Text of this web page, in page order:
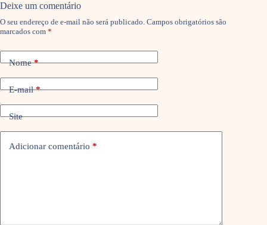
Deixe um comentário
O seu endereço de e-mail não será publicado. Campos obrigatórios são
marcados com *
Nome*
E-mail*
Site
Adicionar comentário *